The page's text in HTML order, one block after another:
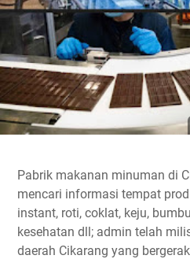
Pabrik makanan minuman di
mencari informasi tempat
instant, roti, coklat, keju,
kesehatan dll; admin telah
daerah Cikarang yang